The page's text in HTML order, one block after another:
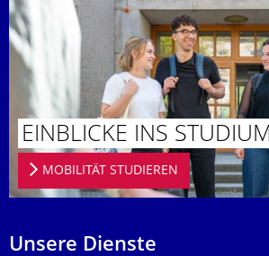
EINBLICKE INS STUDIUM
MOBILITÄT STUDIEREN
Unsere Dienste